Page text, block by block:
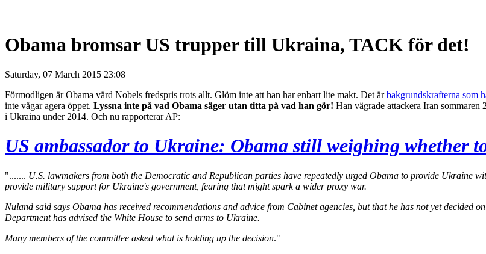
Obama bromsar US trupper till Ukraina, TACK för det!
Saturday, 07 March 2015 23:08
Förmodligen är Obama värd Nobels fredspris trots allt. Glöm inte att han har enbart lite makt. Det ärbakgrundskrafterna som
inte vågar agera öppet. Lyssna inte på vad Obama säger utan titta på vad han gör! Han vägrade attackera Iran sommaren
i Ukraina under 2014. Och nu rapporterar AP:
US ambassador to Ukraine: Obama still weighing whether
"....... U.S. lawmakers from both the Democratic and Republican parties have repeatedly urged Obama to provide Ukraine
provide military support for Ukraine's government, fearing that might spark a wider proxy war.
Nuland said says Obama has received recommendations and advice from Cabinet agencies, but that he has not yet decided
Department has advised the White House to send arms to Ukraine.
Many members of the committee asked what is holding up the decision."